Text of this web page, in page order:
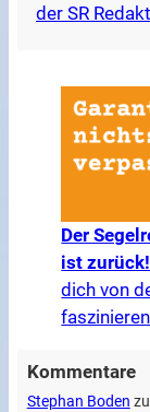
der SR
Der
ist zurück!
dich von
Kommentare
Stephan Boden zu